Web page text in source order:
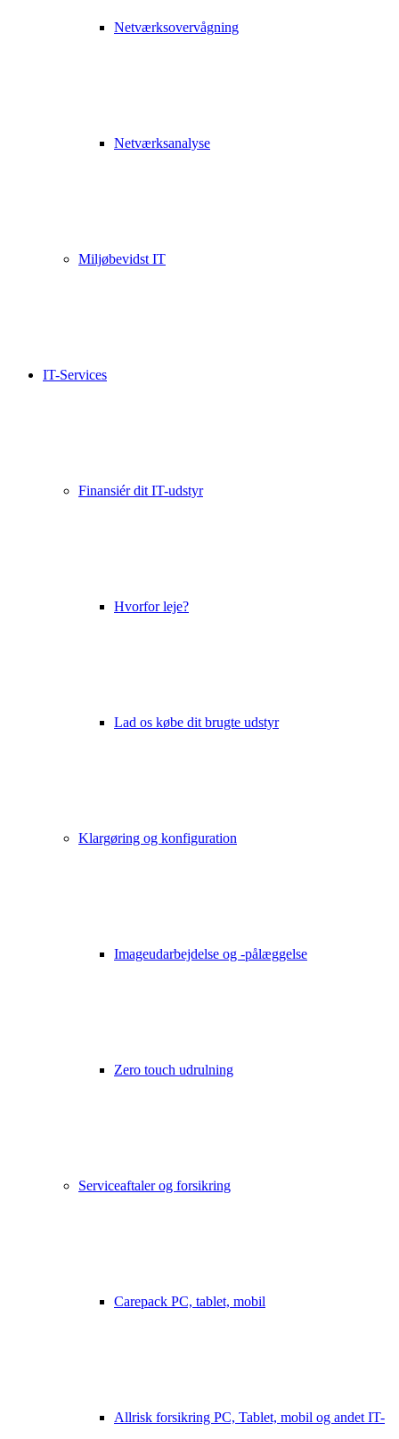
Netværksovervågning
Netværksanalyse
Miljøbevidst IT
IT-Services
Finansiér dit IT-udstyr
Hvorfor leje?
Lad os købe dit brugte udstyr
Klargøring og konfiguration
Imageudarbejdelse og -pålæggelse
Zero touch udrulning
Serviceaftaler og forsikring
Carepack PC, tablet, mobil
Allrisk forsikring PC, Tablet, mobil og andet IT-